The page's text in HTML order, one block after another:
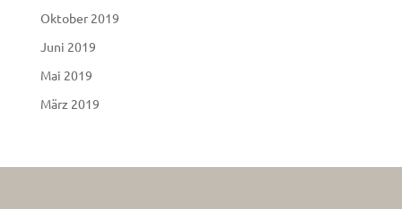
Oktober 2019
Juni 2019
Mai 2019
März 2019